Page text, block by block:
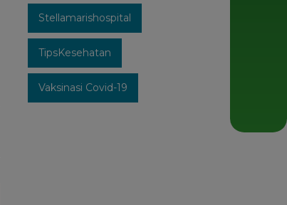
Stellamarishospital
TipsKesehatan
Vaksinasi Covid-19